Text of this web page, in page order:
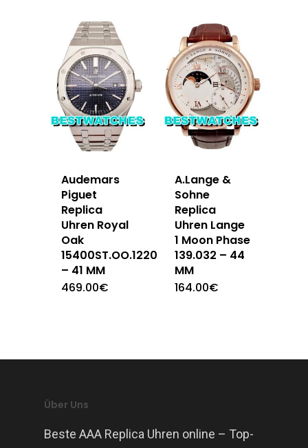
Audemars
Piguet
Replica
Uhren Royal
Oak
15400ST.OO.1220ST.03
– 41 MM
469.00€
A.Lange &
Sohne
Replica
Uhren Lange
1 Moon Phase
139.032 – 44
MM
164.00€
Über Uns
Beste AAA Replica Uhren online – Top-